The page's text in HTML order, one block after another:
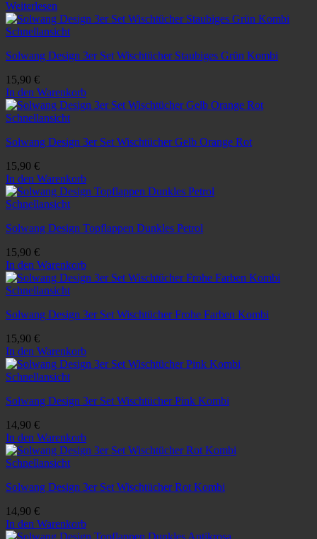
Weiterlesen
Schnellansicht
Solwang Design 3er Set Wischtücher Staubiges Grün Kombi
15,90 €
In den Warenkorb
Schnellansicht
Solwang Design 3er Set Wischtücher Gelb Orange Rot
15,90 €
In den Warenkorb
Schnellansicht
Solwang Design Topflappen Dunkles Petrol
15,90 €
In den Warenkorb
Schnellansicht
Solwang Design 3er Set Wischtücher Frohe Farben Kombi
15,90 €
In den Warenkorb
Schnellansicht
Solwang Design 3er Set Wischtücher Pink Kombi
14,90 €
In den Warenkorb
Schnellansicht
Solwang Design 3er Set Wischtücher Rot Kombi
14,90 €
In den Warenkorb